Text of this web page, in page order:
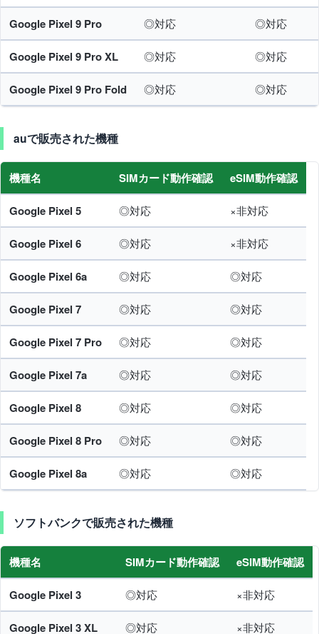
Google Pixel 9 Pro ◎対応 ◎対応
Google Pixel 9 Pro XL ◎対応 ◎対応
Google Pixel 9 Pro Fold ◎対応 ◎対応
auで販売された機種
機種名 SIMカード動作確認 eSIM動作確認
Google Pixel 5 ◎対応 ×非対応
Google Pixel 6 ◎対応 ×非対応
Google Pixel 6a ◎対応 ◎対応
Google Pixel 7 ◎対応 ◎対応
Google Pixel 7 Pro ◎対応 ◎対応
Google Pixel 7a ◎対応 ◎対応
Google Pixel 8 ◎対応 ◎対応
Google Pixel 8 Pro ◎対応 ◎対応
Google Pixel 8a ◎対応 ◎対応
ソフトバンクで販売された機種
機種名 SIMカード動作確認 eSIM動作確認
Google Pixel 3 ◎対応 ×非対応
Google Pixel 3 XL ◎対応 ×非対応